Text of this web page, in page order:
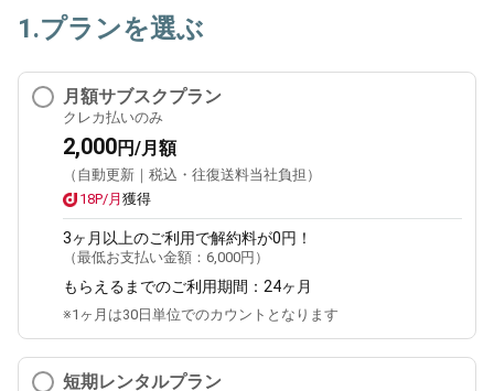
1.プランを選ぶ
月額サブスクプラン
クレカ払いのみ
2,000円/月額
（自動更新｜税込・往復送料当社負担）
18P/月 獲得
3ヶ月 以上のご利用で解約料が0円！
（最低お支払い金額： 6,000円 ）
もらえるまでのご利用期間： 24ヶ月
※1ヶ月は30日単位でのカウントとなります
短期レンタルプラン